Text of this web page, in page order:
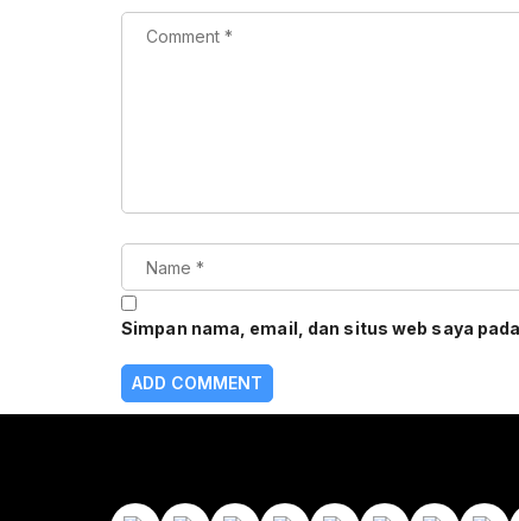
Simpan nama, email, dan situs web saya